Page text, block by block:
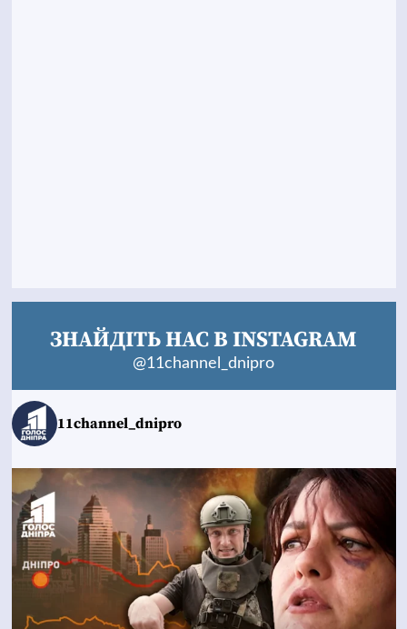
ЗНАЙДІТЬ НАС В INSTAGRAM
@11channel_dnipro
11channel_dnipro